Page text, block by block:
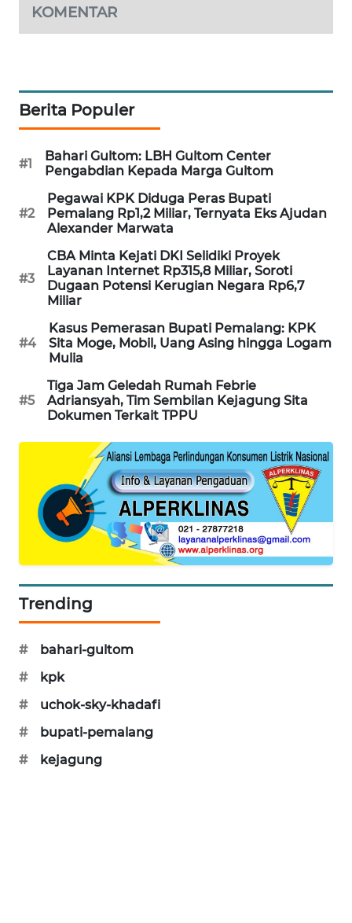
KOMENTAR
Berita Populer
#1
Bahari Gultom: LBH Gultom Center
Pengabdian Kepada Marga Gultom
#2
Pegawai KPK Diduga Peras Bupati
Pemalang Rp1,2 Miliar, Ternyata Eks Ajudan
Alexander Marwata
#3
CBA Minta Kejati DKI Selidiki Proyek
Layanan Internet Rp315,8 Miliar, Soroti
Dugaan Potensi Kerugian Negara Rp6,7
Miliar
#4
Kasus Pemerasan Bupati Pemalang: KPK
Sita Moge, Mobil, Uang Asing hingga Logam
Mulia
#5
Tiga Jam Geledah Rumah Febrie
Adriansyah, Tim Sembilan Kejagung Sita
Dokumen Terkait TPPU
Trending
#
bahari-gultom
#
kpk
#
uchok-sky-khadafi
#
bupati-pemalang
#
kejagung
NEWS
SIBARAGAS
NEWS
METRO
NEWS
MEDAN
NEWS
JAKARTA
NEWS
KRT
NEWS
JURNAL
MARITIM
HUMBANG
NEWS
GARONGGANG
FISUELRI
ID
ENERGI
NEWS